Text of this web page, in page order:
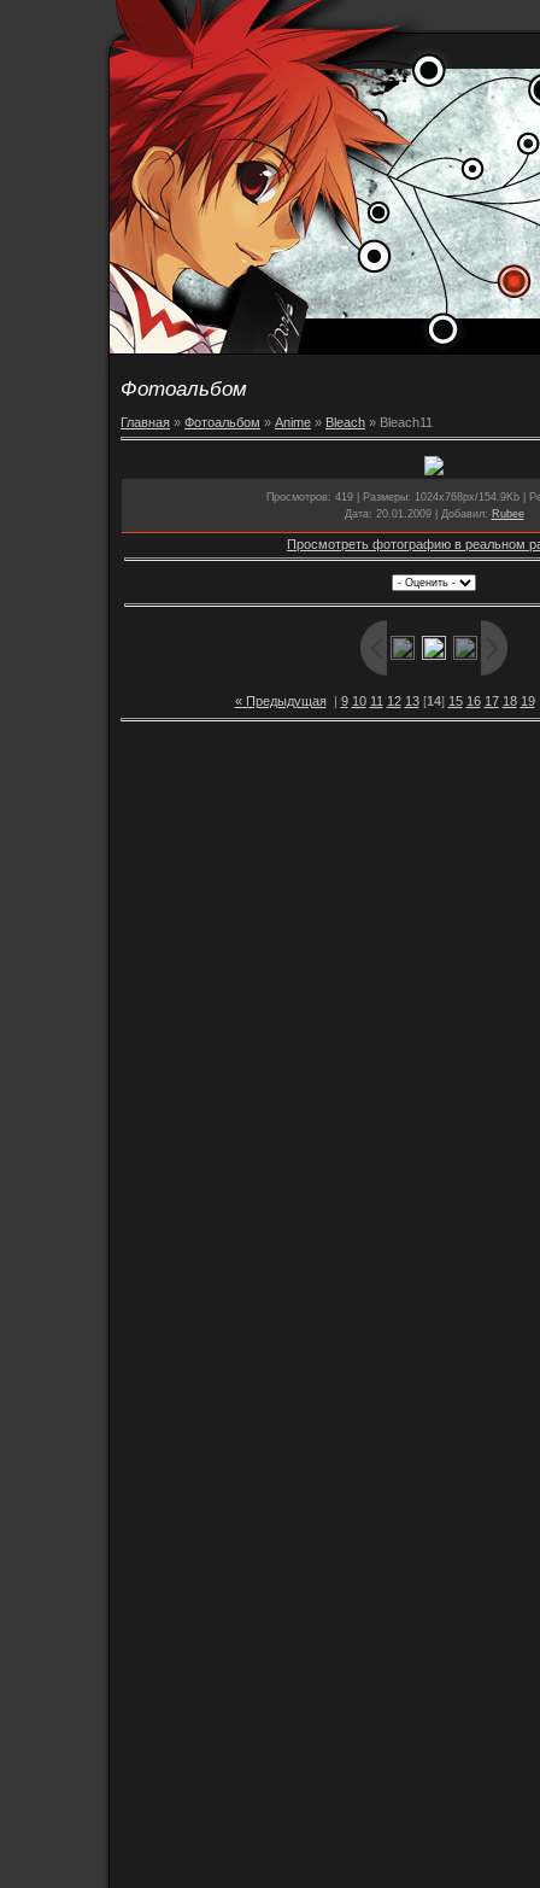
Фотоальбом
Главная » Фотоальбом » Anime » Bleach » Bleach11
Просмотров: 419 | Размеры: 1024x768px/154.9Kb |
Дата: 20.01.2009 | Добавил: Rubee
Просмотреть фотографию в реальном
« Предыдущая| 9 10 11 12 13[14] 15 16 17 18 19